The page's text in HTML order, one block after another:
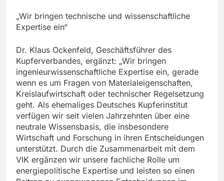
„Wir bringen technische und wissenschaftliche
Expertise ein“
Dr. Klaus Ockenfeld, Geschäftsführer des
Kupferverbandes, ergänzt: „Wir bringen
ingenieurwissenschaftliche Expertise ein, gerade
wenn es um Fragen von Materialeigenschaften,
Kreislaufwirtschaft oder technischer Regelsetzung
geht. Als ehemaliges Deutsches Kupferinstitut
verfügen wir seit vielen Jahrzehnten über eine
neutrale Wissensbasis, die insbesondere
Wirtschaft und Forschung in ihren Entscheidungen
unterstützt. Durch die Zusammenarbeit mit dem
VIK ergänzen wir unsere fachliche Rolle um
energiepolitische Expertise und leisten so einen